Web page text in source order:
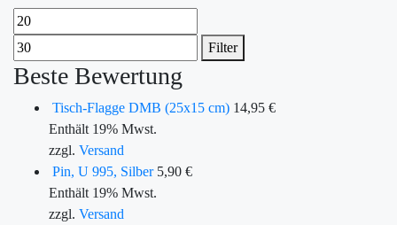
Filter
Beste Bewertung
Tisch-Flagge DMB (25x15 cm) 14,95 €
Enthält 19% Mwst.
zzgl. Versand
Pin, U 995, Silber 5,90 €
Enthält 19% Mwst.
zzgl. Versand